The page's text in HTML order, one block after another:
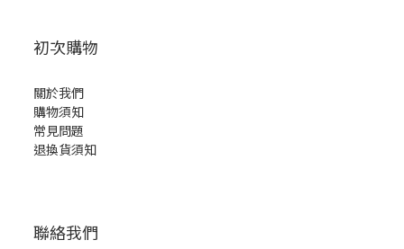
初次購物
關於我們
購物須知
常見問題
退換貨須知
聯絡我們